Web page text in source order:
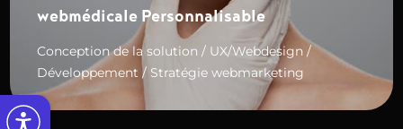
webmédicale Personnalisable
Conception de la solution / UX/Webdesign /
Développement / Stratégie webmarketing